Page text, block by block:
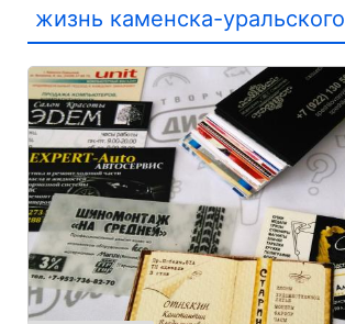
жизнь каменска-уральского